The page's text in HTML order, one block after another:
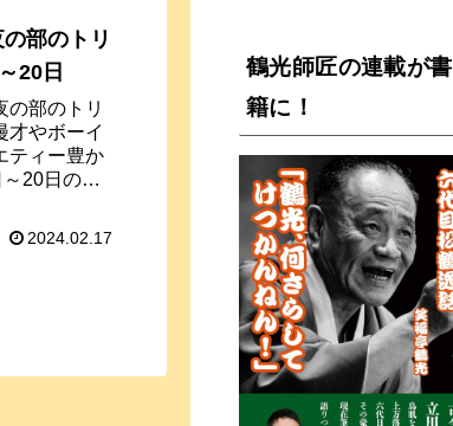
部のトリ
20日
の部のトリ
才やボーイ
ティー豊か
20日の夕
2024.02.17
鶴光師匠の連載が書
籍に！